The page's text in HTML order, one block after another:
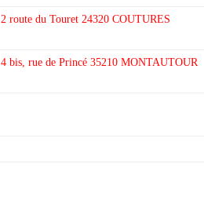
2 route du Touret 24320 COUTURES
4 bis, rue de Princé 35210 MONTAUTOUR